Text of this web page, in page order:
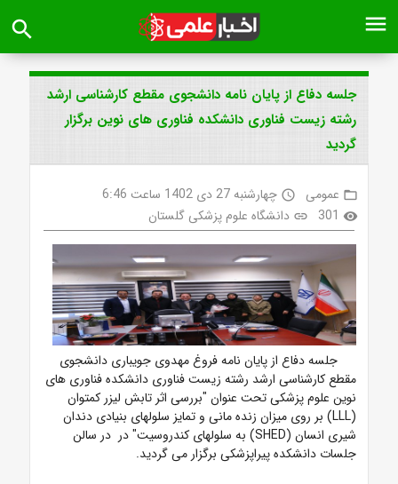
menu
search
جلسه دفاع از پایان نامه دانشجوی مقطع کارشناسی ارشد
رشته زیست فناوری دانشکده فناوری های نوین برگزار
گردید
folder_open عمومی access_time چهارشنبه 27 دی 1402 ساعت 6:46
visibility
301
link دانشگاه علوم پزشکی گلستان
جلسه دفاع از پایان نامه فروغ مهدوی جویباری دانشجوی
مقطع کارشناسی ارشد رشته زیست فناوری دانشکده فناوری های
نوین علوم پزشکی تحت عنوان "بررسی اثر تابش لیزر کم­توان
(LLL) بر روی میزان زنده ­مانی و تمایز سلول­های بنیادی دندان
شیری انسان (SHED) به سلول­های کندروسیت" در در سالن
جلسات دانشکده پیراپزشکی برگزار می گردید.